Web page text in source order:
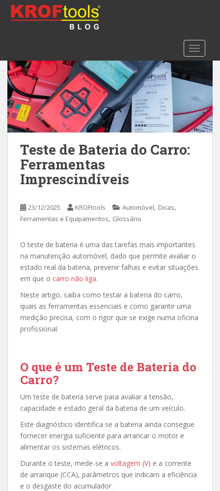
o
Teste de Bateria do Carro:
Ferramentas
Imprescindíveis
23/12/2025 KROFtools Automóvel, Dicas,
Ferramentas e Equipamentos, Glossário
O teste de bateria é uma das tarefas mais importantes
na manutenção automóvel, dado que permite avaliar o
estado real da bateria, prevenir falhas e evitar situações
em que o carro não liga.
Neste artigo, saiba como testar a bateria do carro,
quais as ferramentas essenciais e como garantir uma
medição precisa, com o rigor que se exige numa oficina
profissional.
O que é um Teste de Bateria do
Carro?
Um teste de bateria serve para avaliar a tensão,
capacidade e estado geral da bateria de um veículo.
Este diagnóstico identifica se a bateria ainda consegue
fornecer energia suficiente para arrancar o motor e
alimentar os sistemas elétricos.
Durante o teste, mede-se a voltagem (V) e a corrente
de arranque (CCA), parâmetros que indicam a eficiência
e o desgaste do acumulador.